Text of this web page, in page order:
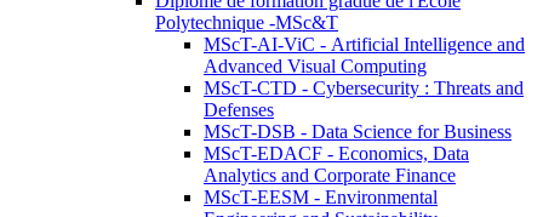
Polytechnique -MSc&T
MScT-AI-ViC - Artificial Intelligence and
Advanced Visual Computing
MScT-CTD - Cybersecurity : Threats and
Defenses
MScT-DSB - Data Science for Business
MScT-EDACF - Economics, Data
Analytics and Corporate Finance
MScT-EESM - Environmental